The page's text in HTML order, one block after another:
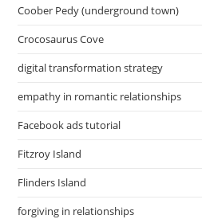
Coober Pedy (underground town)
Crocosaurus Cove
digital transformation strategy
empathy in romantic relationships
Facebook ads tutorial
Fitzroy Island
Flinders Island
forgiving in relationships